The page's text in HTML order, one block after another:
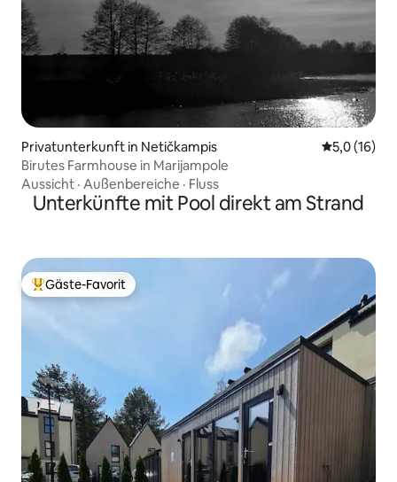
Privatunterkunft in Netičkampis
5,0 (16)
Birutes Farmhouse in Marijampole
Aussicht · Außenbereiche · Fluss
Unterkünfte mit Pool direkt am Strand
Beliebter Gäste-Favorit.
Gäste-Favorit